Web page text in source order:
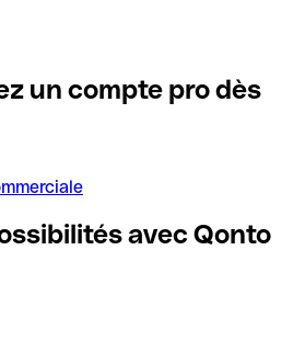
un compte pro dès
avec Qonto